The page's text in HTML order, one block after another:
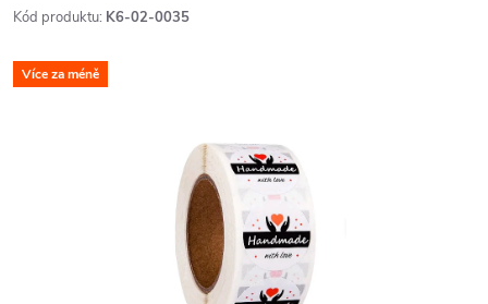
Kód produktu: K6-02-0035
Více za méně